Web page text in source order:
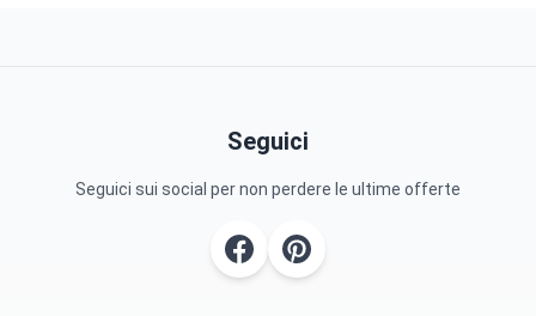
Seguici
Seguici sui social per non perdere le ultime offerte